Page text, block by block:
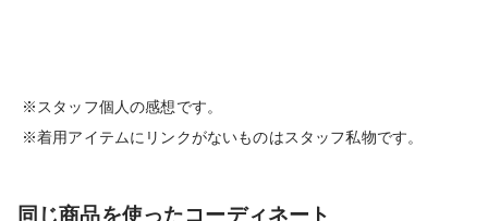
※スタッフ個人の感想です。
※着用アイテムにリンクがないものはスタッフ私物です。
同じ商品を使ったコーディネート